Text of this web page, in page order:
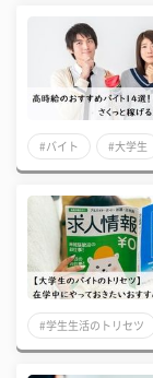
#バイト #大学生
#学生生活のトリセツ